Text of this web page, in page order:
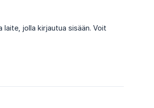
jolla kirjautua sisään. Voit